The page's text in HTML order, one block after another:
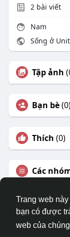
Trang web
bạn có được
web của
2bài viết
Nam
Sống ở
Tập ảnh
Bạn bè
Thích (0)
Các
Nhà
Bao Quát